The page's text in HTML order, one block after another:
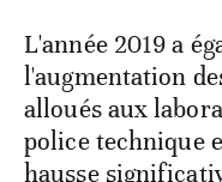
L'année 2019 a
l'augmentation
alloués aux
police technique
hausse